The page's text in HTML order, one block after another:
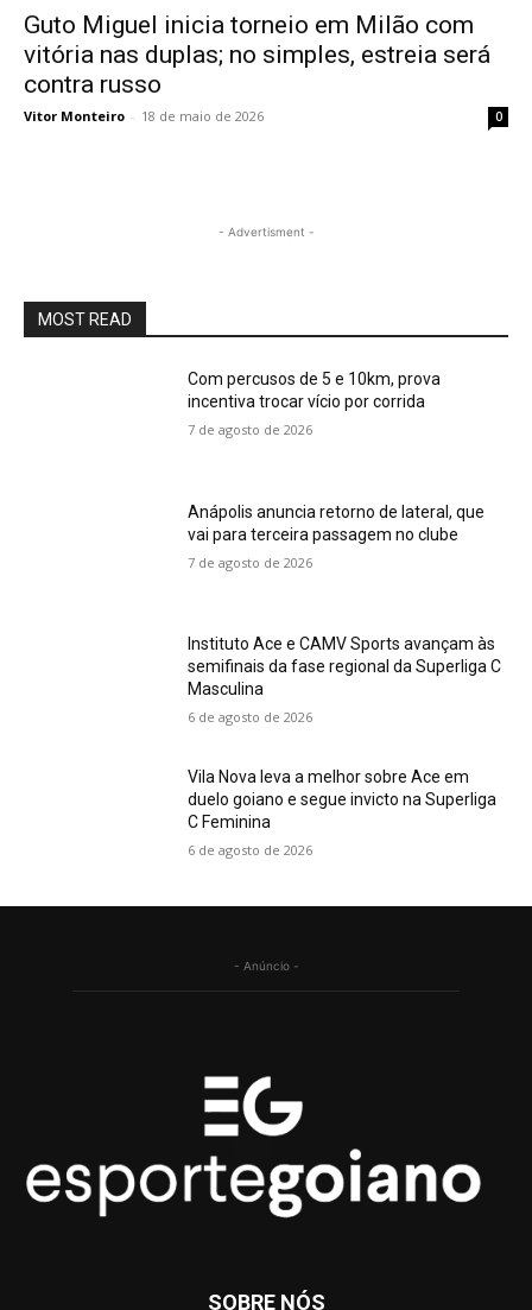
Guto Miguel inicia torneio em Milão com
vitória nas duplas; no simples, estreia será
contra russo
Vitor Monteiro - 18 de maio de 2026 0
- Advertisment -
MOST READ
Com percusos de 5 e 10km, prova
incentiva trocar vício por corrida
7 de agosto de 2026
Anápolis anuncia retorno de lateral, que
vai para terceira passagem no clube
7 de agosto de 2026
Instituto Ace e CAMV Sports avançam às
semifinais da fase regional da Superliga C
Masculina
6 de agosto de 2026
Vila Nova leva a melhor sobre Ace em
duelo goiano e segue invicto na Superliga
C Feminina
6 de agosto de 2026
- Anúncio -
SOBRE NÓS